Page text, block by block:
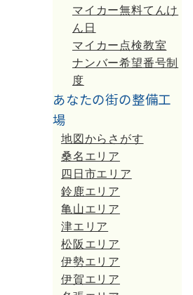
マイカー無料てんけ
ん日
マイカー点検教室
ナンバー希望番号制
度
あなたの街の整備工
場
地図からさがす
桑名エリア
四日市エリア
鈴鹿エリア
亀山エリア
津エリア
松阪エリア
伊勢エリア
伊賀エリア